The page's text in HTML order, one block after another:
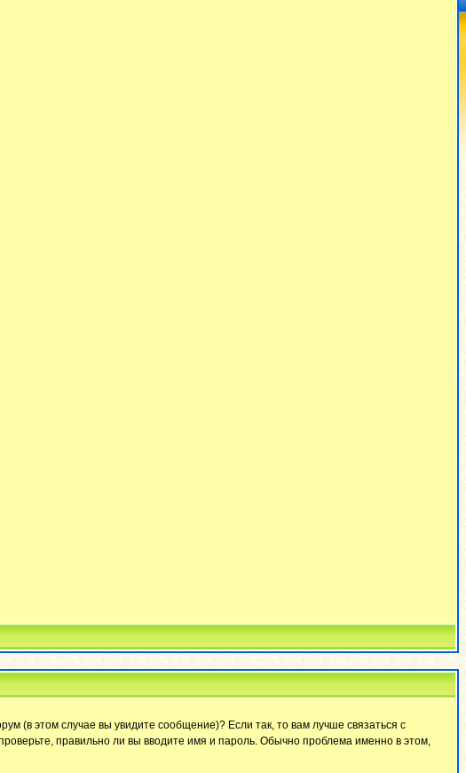
(в этом случае вы увидите сообщение)? Если так, то вам лучше связаться с
правильно ли вы вводите имя и пароль. Обычно проблема именно в этом,